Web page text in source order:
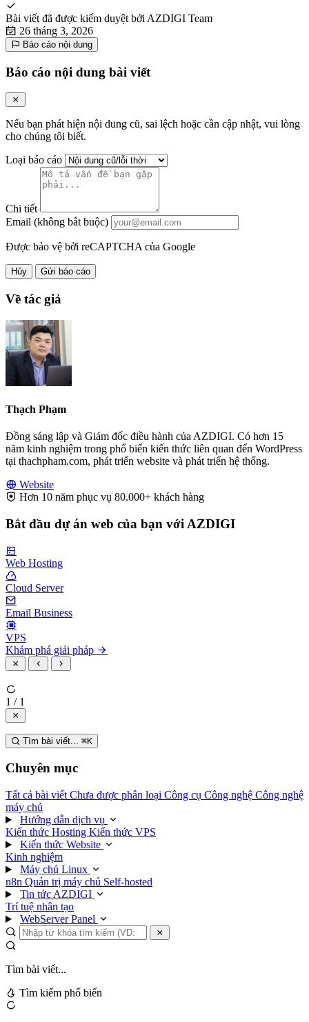
Bài viết đã được kiểm duyệt bởi AZDIGI Team
26 tháng 3, 2026
Báo cáo nội dung
Báo cáo nội dung bài viết
Nếu bạn phát hiện nội dung cũ, sai lệch hoặc cần cập nhật, vui lòng
cho chúng tôi biết.
Loại báo cáo
Chi tiết
Email (không bắt buộc)
Được bảo vệ bởi reCAPTCHA của Google
Hủy Gửi báo cáo
Về tác giả
Thạch Phạm
Đồng sáng lập và Giám đốc điều hành của AZDIGI. Có hơn 15
năm kinh nghiệm trong phổ biến kiến thức liên quan đến WordPress
tại thachpham.com, phát triển website và phát triển hệ thống.
Website
Hơn 10 năm phục vụ 80.000+ khách hàng
Bắt đầu dự án web của bạn với AZDIGI
Web Hosting
Cloud Server
Email Business
VPS
Khám phá giải pháp
1 / 1
Tìm bài viết... ⌘K
Chuyên mục
Tất cả bài viết Chưa được phân loại Công cụ Công nghệ Công nghệ
máy chủ
Hướng dẫn dịch vụ
Kiến thức Hosting Kiến thức VPS
Kiến thức Website
Kinh nghiệm
Máy chủ Linux
n8n Quản trị máy chủ Self-hosted
Tin tức AZDIGI
Trí tuệ nhân tạo
WebServer Panel
Tìm bài viết...
Tìm kiếm phổ biến